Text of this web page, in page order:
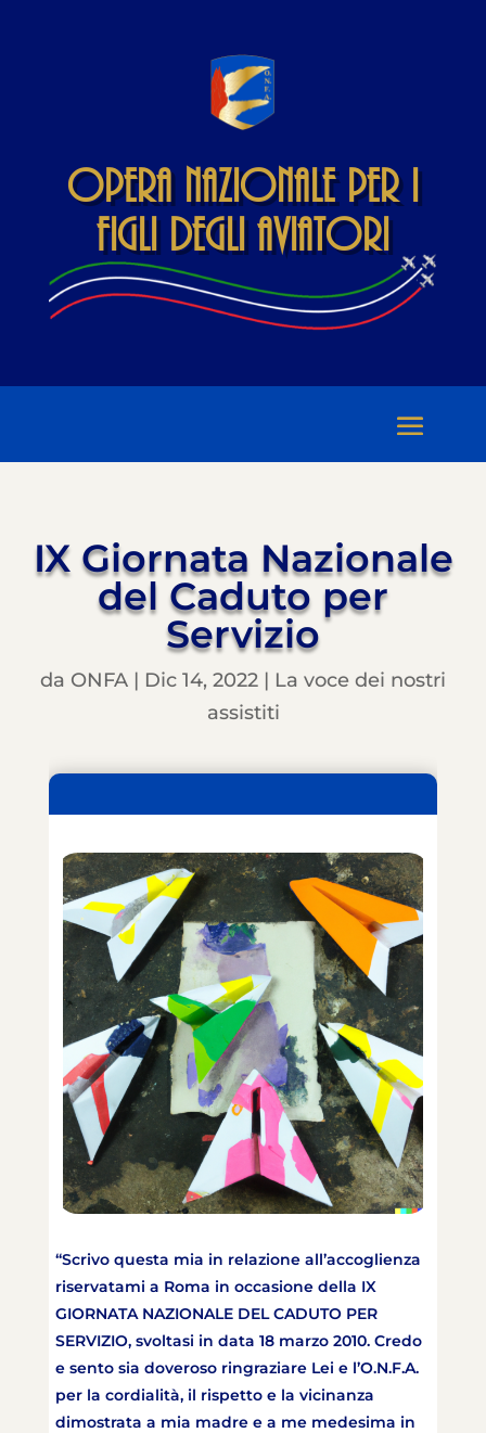
Opera Nazionale per i
Figli degli Aviatori
IX Giornata Nazionale
del Caduto per
Servizio
da ONFA | Dic 14, 2022 | La voce dei nostri
assistiti
“Scrivo questa mia in relazione all’accoglienza
riservatami a Roma in occasione della IX
GIORNATA NAZIONALE DEL CADUTO PER
SERVIZIO, svoltasi in data 18 marzo 2010. Credo
e sento sia doveroso ringraziare Lei e l’O.N.F.A.
per la cordialità, il rispetto e la vicinanza
dimostrata a mia madre e a me medesima in